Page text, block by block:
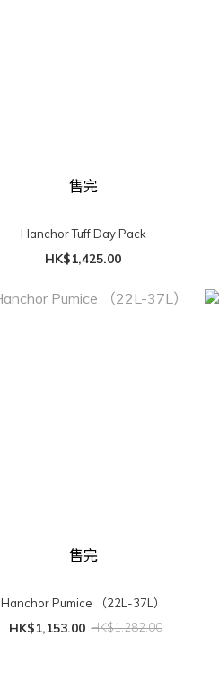
售完
Hanchor Tuff Day Pack
HK$1,425.00
售完
Hanchor Pumice （22L-37L）
HK$1,153.00 HK$1,282.00